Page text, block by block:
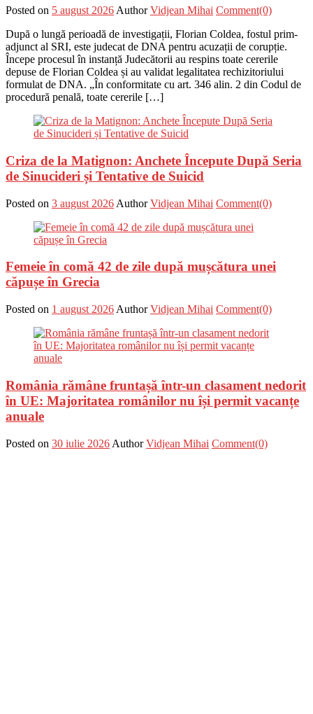
Posted on 5 august 2026 Author Vidjean Mihai Comment(0)
După o lungă perioadă de investigații, Florian Coldea, fostul prim-
adjunct al SRI, este judecat de DNA pentru acuzații de corupție.
Începe procesul în instanță Judecătorii au respins toate cererile
depuse de Florian Coldea și au validat legalitatea rechizitoriului
formulat de DNA. „În conformitate cu art. 346 alin. 2 din Codul de
procedură penală, toate cererile […]
Criza de la Matignon: Anchete Începute După Seria
de Sinucideri și Tentative de Suicid
Posted on 3 august 2026 Author Vidjean Mihai Comment(0)
Femeie în comă 42 de zile după mușcătura unei
căpușe în Grecia
Posted on 1 august 2026 Author Vidjean Mihai Comment(0)
România rămâne fruntașă într-un clasament nedorit
în UE: Majoritatea românilor nu își permit vacanțe
anuale
Posted on 30 iulie 2026 Author Vidjean Mihai Comment(0)